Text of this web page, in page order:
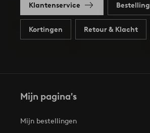
Klantenservice Bestelling
Kortingen Retour & Klacht
Mijn pagina's
Mijn bestellingen